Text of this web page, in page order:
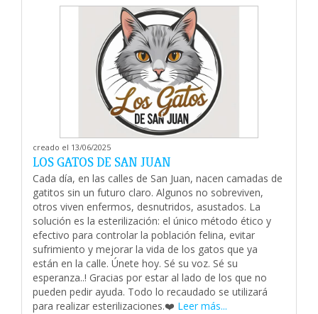
creado el 13/06/2025
LOS GATOS DE SAN JUAN
Cada día, en las calles de San Juan, nacen camadas de
gatitos sin un futuro claro. Algunos no sobreviven,
otros viven enfermos, desnutridos, asustados. La
solución es la esterilización: el único método ético y
efectivo para controlar la población felina, evitar
sufrimiento y mejorar la vida de los gatos que ya
están en la calle. Únete hoy. Sé su voz. Sé su
esperanza..! Gracias por estar al lado de los que no
pueden pedir ayuda. Todo lo recaudado se utilizará
para realizar esterilizaciones.❤️‍ Leer más...